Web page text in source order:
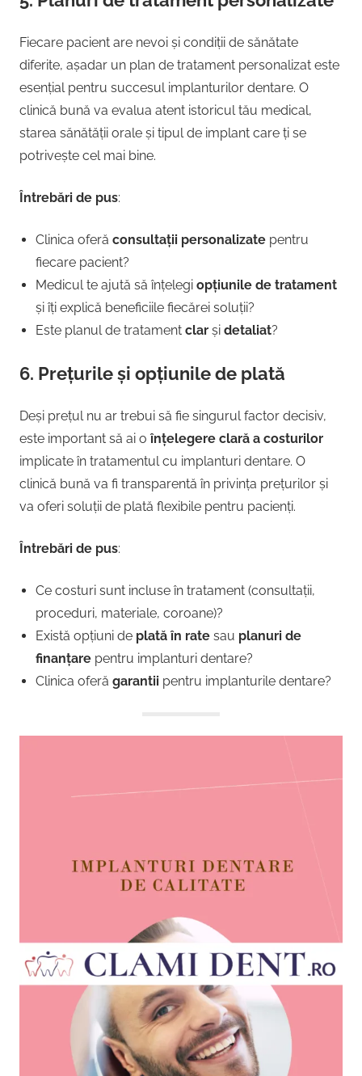
Fiecare pacient are nevoi și condiții de sănătate
diferite, așadar un plan de tratament personalizat este
esențial pentru succesul implanturilor dentare. O
clinică bună va evalua atent istoricul tău medical,
starea sănătății orale și tipul de implant care ți se
potrivește cel mai bine.
Întrebări de pus:
Clinica oferă consultații personalizate pentru
fiecare pacient?
Medicul te ajută să înțelegi opțiunile de tratament
și îți explică beneficiile fiecărei soluții?
Este planul de tratament clar și detaliat?
6. Prețurile și opțiunile de plată
Deși prețul nu ar trebui să fie singurul factor decisiv,
este important să ai oînțelegere clară a costurilor
implicate în tratamentul cu implanturi dentare. O
clinică bună va fi transparentă în privința prețurilor și
va oferi soluții de plată flexibile pentru pacienți.
Întrebări de pus:
Ce costuri sunt incluse în tratament (consultații,
proceduri, materiale, coroane)?
Există opțiuni de plată în rate sau planuri de
finanțare pentru implanturi dentare?
Clinica oferă garantii pentru implanturile dentare?